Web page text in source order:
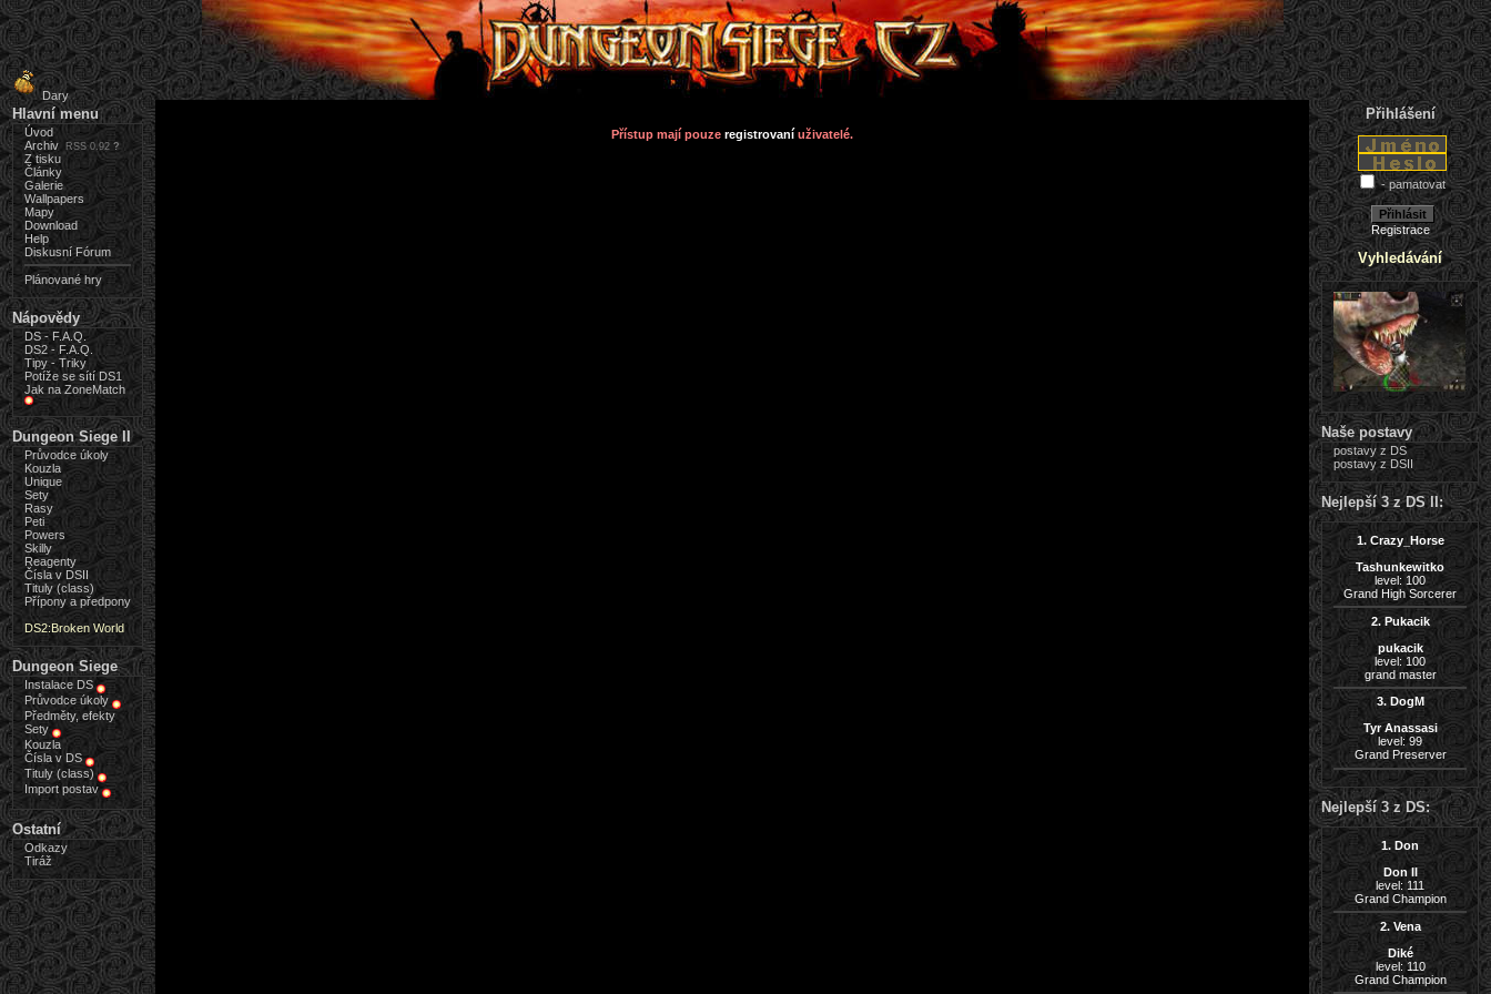
Dary
Hlavní menu
Úvod
Archiv
RSS 0.92 ?
Z tisku
Články
Galerie
Wallpapers
Mapy
Download
Help
Diskusní Fórum
Plánované hry
Nápovědy
DS - F.A.Q.
DS2 - F.A.Q.
Tipy - Triky
Potíže se sítí DS1
Jak na ZoneMatch
Dungeon Siege II
Průvodce úkoly
Kouzla
Unique
Sety
Rasy
Peti
Powers
Skilly
Reagenty
Čísla v DSII
Tituly (class)
Přípony a předpony
DS2:Broken World
Dungeon Siege
Instalace DS
Průvodce úkoly
Předměty, efekty
Sety
Kouzla
Čísla v DS
Tituly (class)
Import postav
Ostatní
Odkazy
Tiráž
Přístup mají pouze registrovaní uživatelé.
Přihlášení
- pamatovat
Registrace
Vyhledávání
Naše postavy
postavy z DS
postavy z DSII
Nejlepší 3 z DS II:
1. Crazy_Horse
Tashunkewitko
level: 100
Grand High Sorcerer
2. Pukacik
pukacik
level: 100
grand master
3. DogM
Tyr Anassasi
level: 99
Grand Preserver
Nejlepší 3 z DS:
1. Don
Don II
level: 111
Grand Champion
2. Vena
Diké
level: 110
Grand Champion